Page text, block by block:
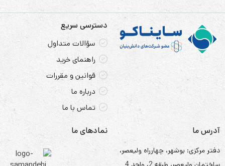
دسترسی سریع
سؤالات متداول
راهنمای خرید
قوانین و مقررات
درباره ما
تماس با ما
آدرس ما
دفتر مرکزی: بوشهر، چهارراه ولیعصر،
نمادهای ما